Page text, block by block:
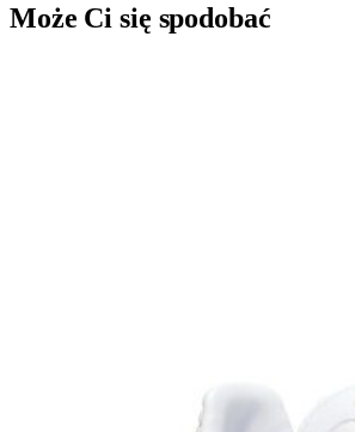
Może Ci się spodobać